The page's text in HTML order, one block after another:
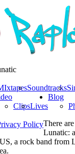
Soundtracks
ClipsLives
Blog
PolicyThere
Lunatic:
a rock band from